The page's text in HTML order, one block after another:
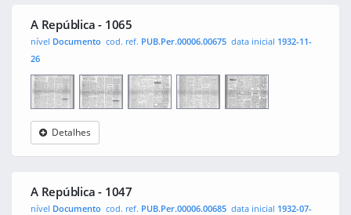
A República - 1065
nível Documento cod. ref. PUB.Per.00006.00675 data inicial 1932-11-
26
A
República
0001
Detalhes
A República - 1047
nível Documento cod. ref. PUB.Per.00006.00685 data inicial 1932-07-